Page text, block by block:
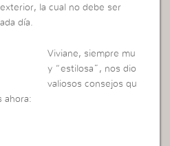
la cual no debe ser
día.
Viviane, siempre mu
y “estilosa”, nos dio
valiosos consejos qu
ahora: